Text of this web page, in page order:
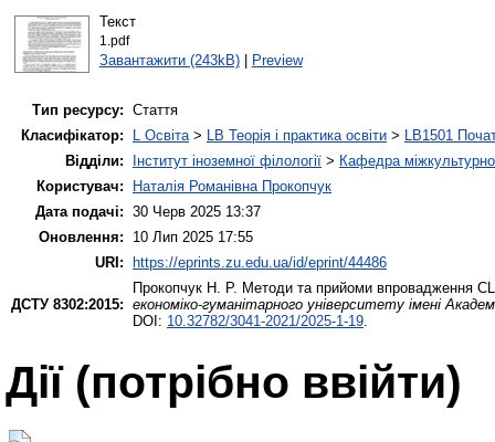
Текст
1.pdf
Завантажити (243kB)| Preview
Тип ресурсу: Стаття
Класифікатор:
L Освіта> LB Теорія і практика освіти > LB1501
Відділи:
Інститут іноземної філології > Кафедра
Користувач:
Наталія Романівна Прокопчук
Дата подачі: 30 Черв 2025 13:37
Оновлення:
10 Лип 2025 17:55
URI:
https://eprints.zu.edu.ua/id/eprint/44486
ДСТУ 8302:2015:
Прокопчук Н. Р. Методи та прийоми впровадження
економіко-гуманітарного університету імені
DOI: 10.32782/3041-2021/2025-1-19.
Дії ​​(потрібно ввійти)